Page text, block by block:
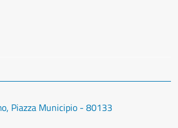
Piazza Municipio - 80133